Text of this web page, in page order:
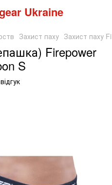
Ukraine
Захист паху Захист паху
Firepower
S